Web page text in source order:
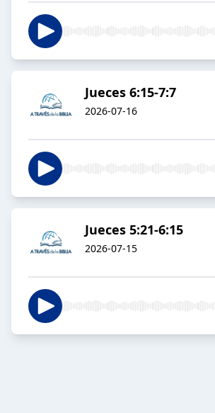
Jueces 6:15-7:7
2026-07-16
Jueces 5:21-6:15
2026-07-15